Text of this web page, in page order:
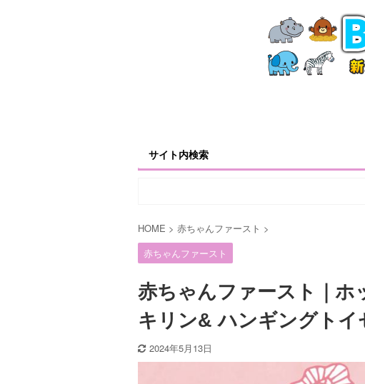
サイト内検索
HOME > 赤ちゃんファースト >
赤ちゃんファースト
赤ちゃんファースト｜
キリン& ハンギングトイ
2024年5月13日